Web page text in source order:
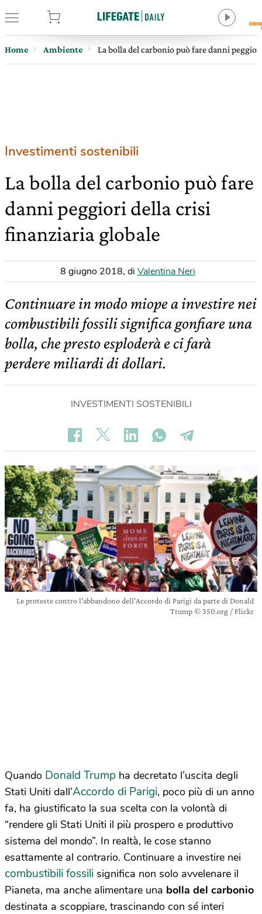
Home Ambiente La bolla del carbonio può fare danni
Investimenti sostenibili
La bolla del carbonio può fare
danni peggiori della crisi
finanziaria globale
8 giugno 2018, di Valentina Neri
Continuare in modo miope a investire nei
combustibili fossili significa gonfiare una
bolla, che presto esploderà e ci farà
perdere miliardi di dollari.
INVESTIMENTI SOSTENIBILI
Le proteste contro l'abbandono dell'Accordo di Parigi da parte di Donald
Trump © 350.org / Flickr
Quando Donald Trump ha decretato l’uscita degli
Stati Uniti dall’Accordo di Parigi, poco più di un anno
fa, ha giustificato la sua scelta con la volontà di
“rendere gli Stati Uniti il più prospero e produttivo
sistema del mondo”. In realtà, le cose stanno
esattamente al contrario. Continuare a investire nei
combustibili fossili significa non solo avvelenare il
Pianeta, ma anche alimentare una bolla del carbonio
destinata a scoppiare, trascinando con sé interi